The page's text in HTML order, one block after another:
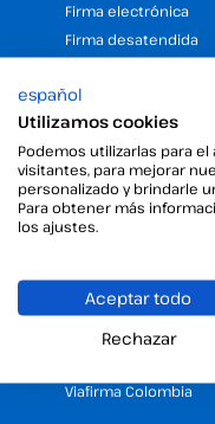
Firma electrónica
Firma desatendida
Sellos de tiempo
Validar firma
Firma Digital con la
Empresa
Programa de
Nuestras Oficinas y
Solicita una demo
Viafirma Colombia
español
Utilizamos cookies
Podemos utilizarlas para
visitantes, para mejorar
personalizado y brindarle
Para obtener más
los ajustes.
Aceptar todo
Rechazar